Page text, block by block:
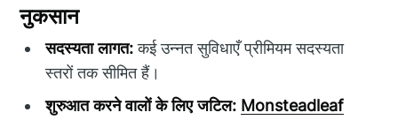
नुकसान
सदस्यता लागत:कई उन्नत सुविधाएँ प्रीमियम सदस्यता
स्तरों तक सीमित हैं।
शुरुआत करने वालों के लिए जटिल: Monsteadleaf